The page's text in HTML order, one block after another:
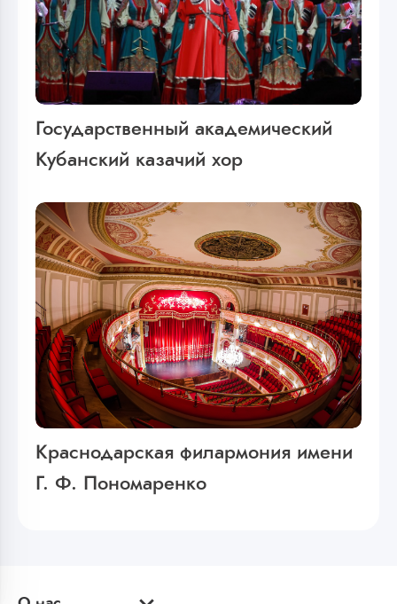
Государственный академический
Кубанский казачий хор
Краснодарская филармония имени
Г. Ф. Пономаренко